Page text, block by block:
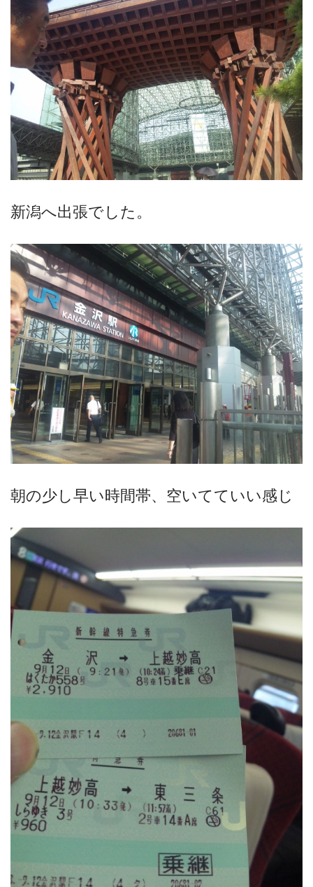
新潟へ出張でした。
朝の少し早い時間帯、空いてていい感じ